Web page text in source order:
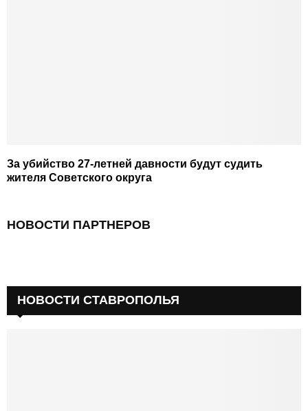
За убийство 27-летней давности будут судить
жителя Советского округа
НОВОСТИ ПАРТНЕРОВ
НОВОСТИ СТАВРОПОЛЬЯ